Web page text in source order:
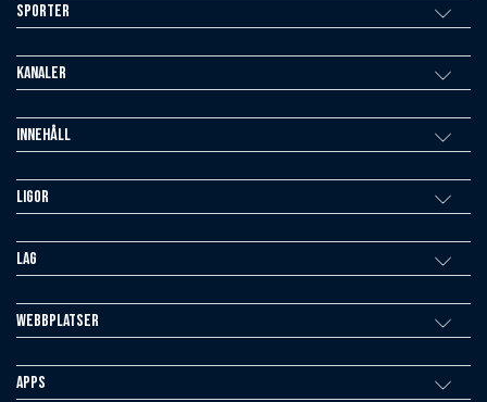
Sporter
Kanaler
Innehåll
Ligor
Lag
Webbplatser
Apps